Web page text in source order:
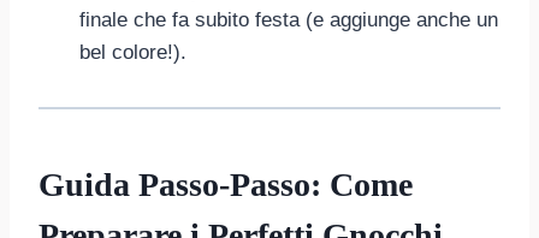
finale che fa subito festa (e aggiunge anche un
bel colore!).
Guida Passo-Passo: Come